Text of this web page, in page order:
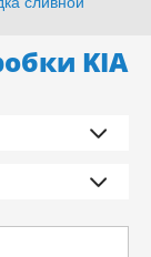
KIA